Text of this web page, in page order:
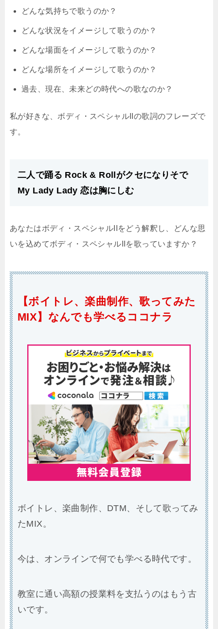
どんな気持ちで歌うのか？
どんな状況をイメージして歌うのか？
どんな場面をイメージして歌うのか？
どんな場所をイメージして歌うのか？
過去、現在、未来どの時代への歌なのか？
私が好きな、ボディ・スペシャルIIの歌詞のフレーズで
す。
二人で踊る Rock & Rollがクセになりそで
My Lady Lady 恋は胸にしむ
あなたはボディ・スペシャルIIをどう解釈し、どんな思
いを込めてボディ・スペシャルIIを歌っていますか？
【ボイトレ、楽曲制作、歌ってみた
MIX】なんでも学べるココナラ
ボイトレ、楽曲制作、DTM、そして歌ってみ
たMIX。
今は、オンラインで何でも学べる時代です。
教室に通い高額の授業料を支払うのはもう古
いです。